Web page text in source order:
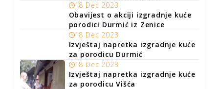
18 Dec 2023
Obavijest o akciji izgradnje kuće
porodici Durmić iz Zenice
18 Dec 2023
Izvještaj napretka izgradnje kuće
za porodicu Durmić
18 Dec 2023
Izvještaj napretka izgradnje kuće
za porodicu Višća